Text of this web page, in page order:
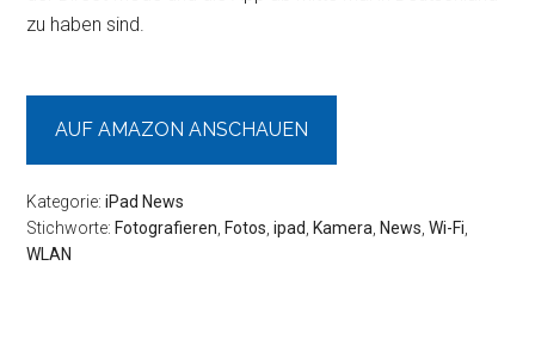
zu haben sind.
AUF AMAZON ANSCHAUEN
Kategorie:iPad News
Stichworte: Fotografieren Fotos ,ipad Kamera News ,Wi-Fi
WLAN